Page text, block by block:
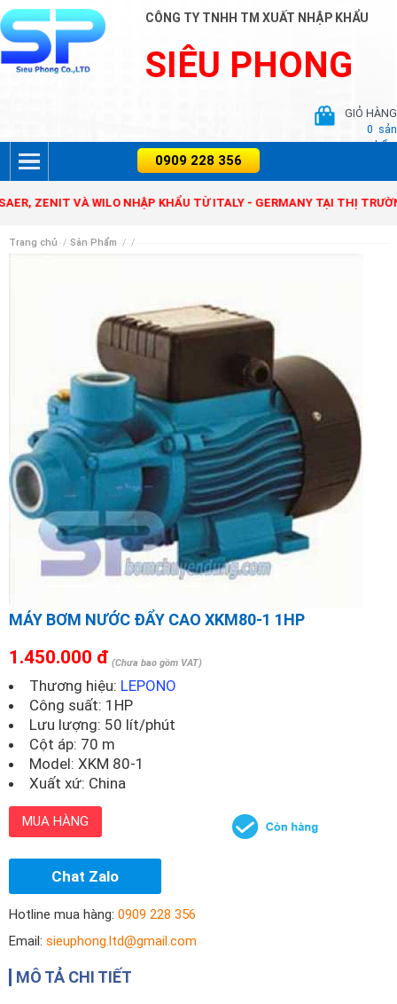
CÔNG TY TNHH TM XUẤT NHẬP KHẨU
SIÊU PHONG
GIỎ HÀNG
0 sản
phẩm
VÀ WILO NHẬP KHẨU TỪ ITALY - GERMANY TẠI THỊ TRƯỜNG
Trang chủ / Sản Phẩm / /
MÁY BƠM NƯỚC ĐẨY CAO XKM80-1 1HP
1.450.000 đ (Chưa bao gồm VAT)
Thương hiệu: LEPONO
Công suất: 1HP
Lưu lượng: 50 lít/phút
Cột áp: 70 m
Model: XKM 80-1
Xuất xứ: China
MUA HÀNG
Chat Zalo
Hotline mua hàng: 0909 228 356
Email: sieuphong.ltd@gmail.com
MÔ TẢ CHI TIẾT